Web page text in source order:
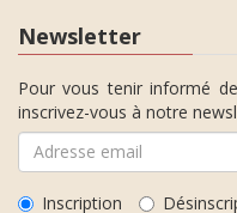
Newsletter
Pour vous tenir informé
inscrivez-vous à notre
Inscription